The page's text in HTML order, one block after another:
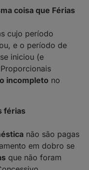
coisa que Férias
cujo período
e o período de
iniciou (e
incompleto no
férias
não são pagas
em dobro se
que não foram